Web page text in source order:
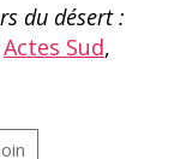
du désert :
Actes Sud,